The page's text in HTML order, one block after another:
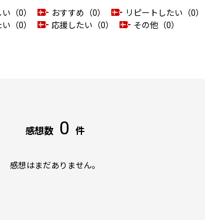
（0） おすすめ（0） リピートしたい（0）
（0）
応援したい（0） その他（0）
感想数 0 件
感想はまだありません。